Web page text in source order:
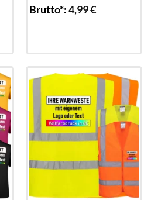
Brutto*:4,99€
Add to
wishlist